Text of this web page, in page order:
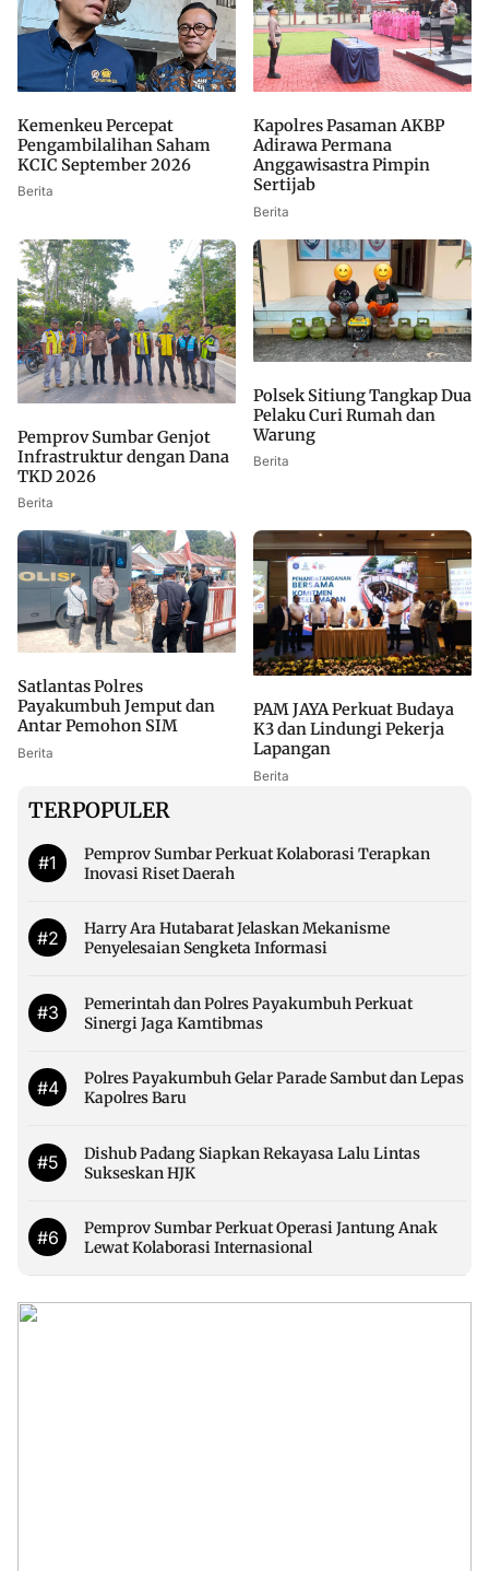
Kemenkeu Percepat
Pengambilalihan Saham
KCIC September 2026
Berita
Kapolres Pasaman AKBP
Adirawa Permana
Anggawisastra Pimpin
Sertijab
Berita
Pemprov Sumbar Genjot
Infrastruktur dengan Dana
TKD 2026
Berita
Polsek Sitiung Tangkap Dua
Pelaku Curi Rumah dan
Warung
Berita
Satlantas Polres
Payakumbuh Jemput dan
Antar Pemohon SIM
Berita
PAM JAYA Perkuat Budaya
K3 dan Lindungi Pekerja
Lapangan
Berita
TERPOPULER
#1
Pemprov Sumbar Perkuat Kolaborasi Terapkan
Inovasi Riset Daerah
#2
Harry Ara Hutabarat Jelaskan Mekanisme
Penyelesaian Sengketa Informasi
#3
Pemerintah dan Polres Payakumbuh Perkuat
Sinergi Jaga Kamtibmas
#4
Polres Payakumbuh Gelar Parade Sambut dan Lepas
Kapolres Baru
#5
Dishub Padang Siapkan Rekayasa Lalu Lintas
Sukseskan HJK
#6
Pemprov Sumbar Perkuat Operasi Jantung Anak
Lewat Kolaborasi Internasional